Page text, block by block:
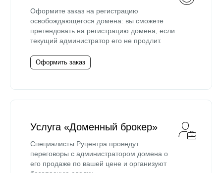
Оформите заказ на регистрацию
освобождающегося домена: вы сможете
претендовать на регистрацию домена, если
текущий администратор его не продлит.
Оформить заказ
Услуга «Доменный брокер»
Специалисты Руцентра проведут
переговоры с администратором домена о
его продаже по вашей цене и организуют